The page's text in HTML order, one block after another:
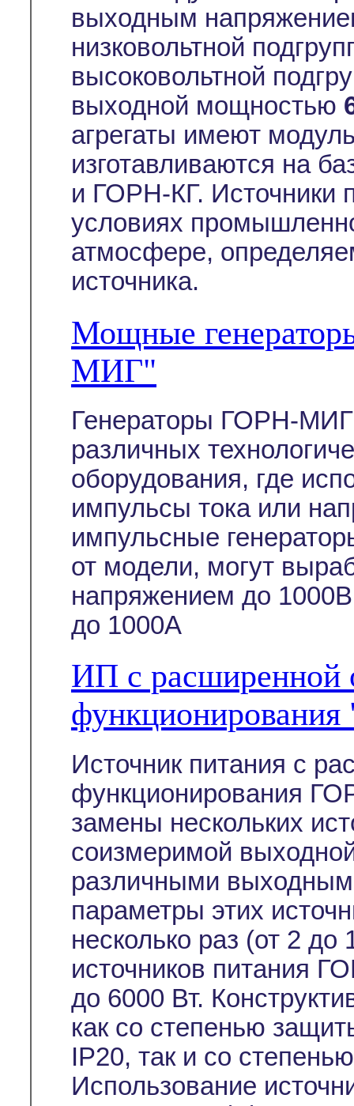
выходным
низковольтной
высоковольтной
выходной мощностью
агрегаты имеют
изготавливаются на
и ГОРН-КГ. Источники
условиях
атмосфере,
источника.
Мощные
МИГ"
Генераторы ГОРН-
различных
оборудования, где
импульсы тока или
импульсные
от модели, могут
напряжением до
до 1000А
ИП с расширенной
Источник питания с
функционирования
замены нескольких
соизмеримой
различными
параметры этих
несколько раз (от 2
источников питания
до 6000 Вт.
как со степенью
IP20, так и со
Использование